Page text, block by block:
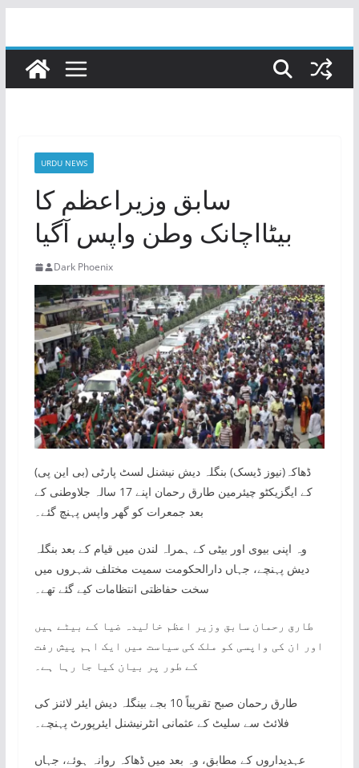
content
URDU NEWS
سابق وزیراعظم کا
بیٹااچانک وطن واپس آگیا
Dark Phoenix
ڈھاکہ(نیوز ڈیسک) بنگلہ دیش نیشنل لسٹ پارٹی (بی این پی)
کے ایگزیکٹو چیئرمین طارق رحمان اپنے 17 سالہ جلاوطنی کے
بعد جمعرات کو گھر واپس پہنچ گئے۔
وہ اپنی بیوی اور بیٹی کے ہمراہ لندن میں قیام کے بعد بنگلہ
دیش پہنچے، جہاں دارالحکومت سمیت مختلف شہروں میں
سخت حفاظتی انتظامات کیے گئے تھے۔
طارق رحمان سابق وزیر اعظم خالیدہ ضیا کے بیٹے ہیں
اور ان کی واپسی کو ملک کی سیاست میں ایک اہم پیش رفت
کے طور پر بیان کیا جا رہا ہے۔
طارق رحمان صبح تقریباً 10 بجے بینگلہ دیش ایئر لائنز کی
فلائٹ سے سلیٹ کے عثمانی انٹرنیشنل ایئرپورٹ پہنچے۔
عہدیداروں کے مطابق، وہ بعد میں ڈھاکہ روانہ ہوئے، جہاں